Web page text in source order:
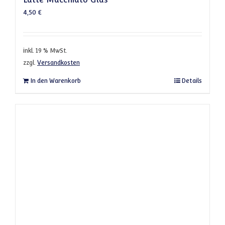
4,50 €
inkl. 19 % MwSt.
zzgl. Versandkosten
In den Warenkorb Details